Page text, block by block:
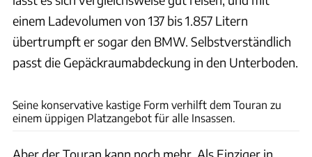
einem Ladevolumen von 137 bis 1.857 Litern
übertrumpft er sogar den BMW. Selbstverständlich
passt die Gepäckraumabdeckung in den Unterboden.
Seine konservative kastige Form verhilft dem Touran zu
einem üppigen Platzangebot für alle Insassen.